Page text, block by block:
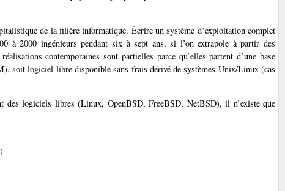
de la filière informatique. Écrire un système d’exploitation complet
à 2000 ingénieurs pendant six à sept ans, si l’on extrapole à partir des
contemporaines sont partielles parce qu’elles partent d’une base
soit logiciel libre disponible sans frais dérivé de systèmes Unix/Linux (cas
des logiciels libres (Linux, OpenBSD, FreeBSD, NetBSD), il n’existe que